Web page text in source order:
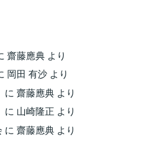
齋藤應典 より
岡田 有沙 より
に齋藤應典 より
に 山崎隆正 より
に齋藤應典 より